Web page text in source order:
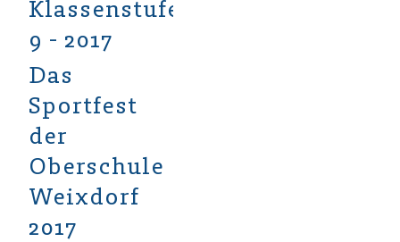
Klassenstufe
9 - 2017
Das
Sportfest
der
Oberschule
Weixdorf
2017